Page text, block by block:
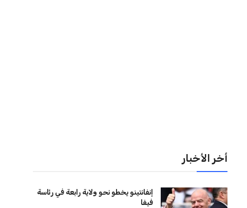
أخر الأخبار
إنفانتينو يخطو نحو ولاية رابعة في رئاسة
فيفا